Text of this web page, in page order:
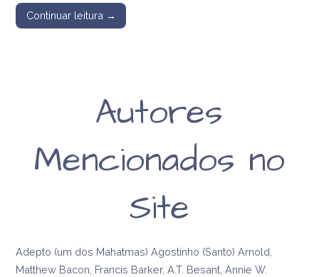
Continuar leitura →
Autores
Mencionados no
Site
Adepto (um dos Mahatmas) Agostinho (Santo) Arnold,
Matthew Bacon, Francis Barker, A.T. Besant, Annie W.